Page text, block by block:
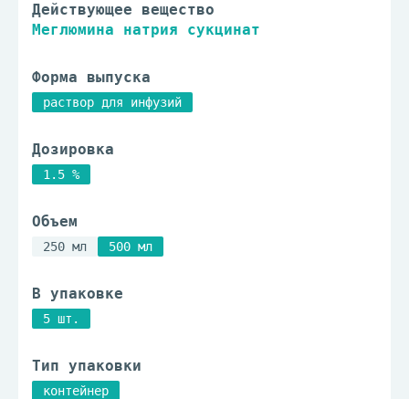
Действующее вещество
Меглюмина натрия сукцинат
Форма выпуска
раствор для инфузий
Дозировка
1.5 %
Объем
250 мл 500 мл
В упаковке
5 шт.
Тип упаковки
контейнер